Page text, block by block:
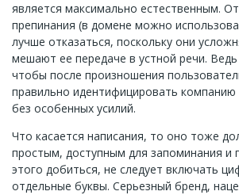
является максимально естественным.
препинания (в домене можно
лучше отказаться, поскольку они
мешают ее передаче в устной речи.
чтобы после произношения
правильно идентифицировать компанию
без особенных усилий.
Что касается написания, то оно тоже
простым, доступным для запоминания и
этого добиться, не следует включать
отдельные буквы. Серьезный бренд,